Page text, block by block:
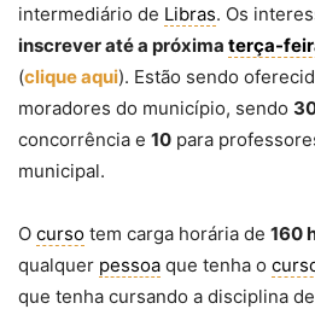
intermediário de Libras. Os
inscrever até a próxima terça-
(clique aqui). Estão sendo
moradores do município, sendo
concorrência e 10 para
municipal.
O curso tem carga horária de 160
qualquer pessoa que tenha o
que tenha cursando a disciplina de